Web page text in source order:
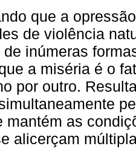
que a
de violência
de inúmeras
a miséria é o
por outro.
mantém as
alicerçam